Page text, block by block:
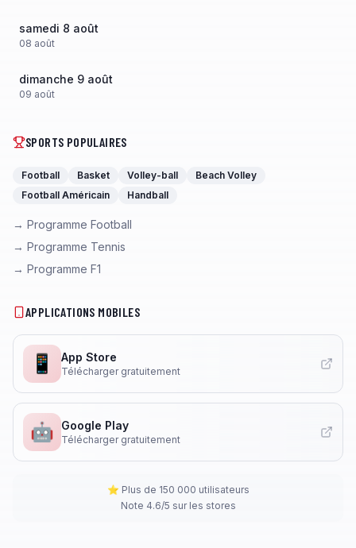
samedi 8 août
08 août
dimanche 9 août
09 août
SPORTS POPULAIRES
Football Basket Volley-ball
Beach Volley
Football Américain
Handball
→ Programme Football
→ Programme Tennis
→ Programme F1
APPLICATIONS MOBILES
📱 App Store
Télécharger gratuitement
🤖 Google Play
Télécharger gratuitement
⭐ Plus de 150 000 utilisateurs
Note 4.6/5 sur les stores